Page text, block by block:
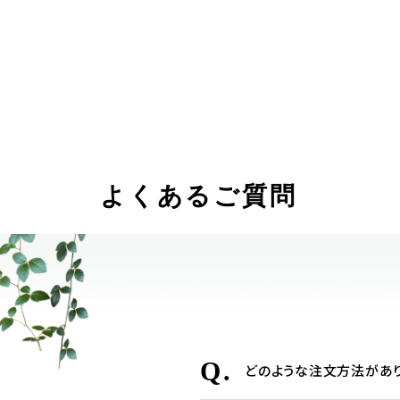
よくあるご質問
Q. どのような注文方法があ